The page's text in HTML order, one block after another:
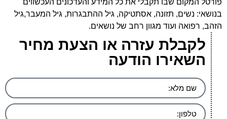
בנושאי: נשים, תזונה, אסתטיקה, גיל ההתבגרות, גיל המעבר,גיל
הזהב, רפואה ועוד מגוון רחב של נושאים.
לקבלת עזרה או הצעת מחיר
השאירו הודעה